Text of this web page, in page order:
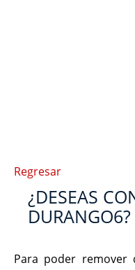
Regresar
¿DESEAS
DURANGO6?
Para poder